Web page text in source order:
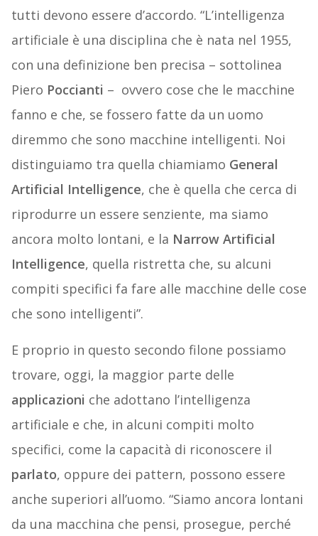
tutti devono essere d’accordo. “L’intelligenza
artificiale è una disciplina che è nata nel 1955,
con una definizione ben precisa – sottolinea
Piero Poccianti – ovvero cose che le macchine
fanno e che, se fossero fatte da un uomo
diremmo che sono macchine intelligenti. Noi
distinguiamo tra quella chiamiamo General
Artificial Intelligence, che è quella che cerca di
riprodurre un essere senziente, ma siamo
ancora molto lontani, e la Narrow Artificial
Intelligence, quella ristretta che, su alcuni
compiti specifici fa fare alle macchine delle cose
che sono intelligenti”.
E proprio in questo secondo filone possiamo
trovare, oggi, la maggior parte delle
applicazioni che adottano l’intelligenza
artificiale e che, in alcuni compiti molto
specifici, come la capacità di riconoscere il
parlato, oppure dei pattern, possono essere
anche superiori all’uomo. “Siamo ancora lontani
da una macchina che pensi, prosegue, perché